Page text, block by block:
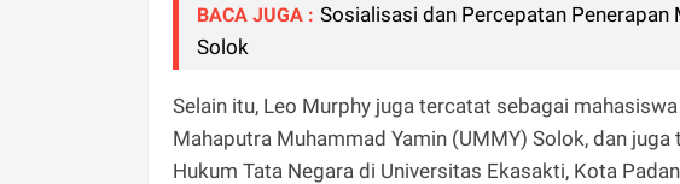
BACA JUGA : Sosialisasi dan Percepatan
Solok
Selain itu, Leo Murphy juga tercatat sebagai
Mahaputra Muhammad Yamin (UMMY) Solok, dan
Hukum Tata Negara di Universitas Ekasakti, Kota